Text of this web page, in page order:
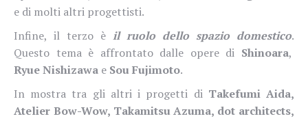
e di molti altri progettisti.
Infine, il terzo è il ruolo dello spazio domestico.
Questo tema è affrontato dalle opere di Shinoara,
Ryue Nishizawa e Sou Fujimoto.
In mostra tra gli altri i progetti di Takefumi Aida,
Atelier Bow-Wow, Takamitsu Azuma, dot architects,